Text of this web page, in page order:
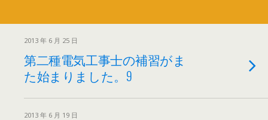
2013 年 6 月 25 日
第二種電気工事士の補習がま
た始まりました。9
2013 年 6 月 19 日